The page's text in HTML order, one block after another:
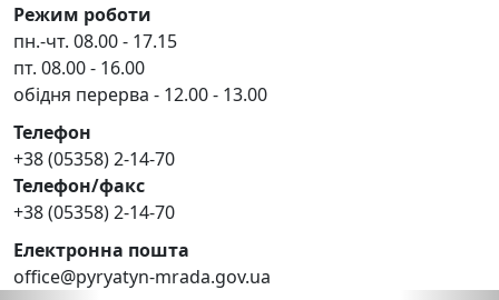
Режим роботи
пн.-чт. 08.00 - 17.15
пт. 08.00 - 16.00
обідня перерва - 12.00 - 13.00
Телефон
+38 (05358) 2-14-70
Телефон/факс
+38 (05358) 2-14-70
Електронна пошта
office@pyryatyn-mrada.gov.ua